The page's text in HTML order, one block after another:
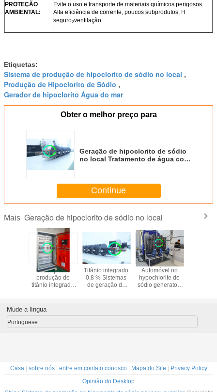
PROTEÇÃO
AMBIENTAL:
Evite o uso e transporte de materiais químicos perigosos.
Alta eficiência de corrente, poucos subprodutos, H
seguro2ventilação.
Etiquetas:
Sistema de produção de hipoclorito de sódio no local ,
Produção de Hipoclorito de Sódio ,
Gerador de hipoclorito Água do mar
Obter o melhor preço para
Geração de hipoclorito de sódio
no local Tratamento de água com
Continue
Mais Geração de hipoclorito de sódio no local
Instalação de
produção de
titânio integrado
sódio 15 kg / h
Titânio integrado
0,8 % Sistemas
de geração de
Automóvel no
hypochlorite de
sódio generator-
Mude a língua
Portuguese
Casa| sobre nós| entre em contato conosco| Mapa do Site | Privacy Policy
Opinião do Desktop